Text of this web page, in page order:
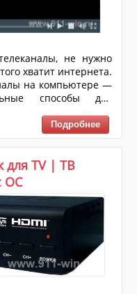
не нужно
хватит интернета.
на компьютере —
способы для
— это
На веб-сайтах
плеер, в котором
в прямом
дополнительный
для TV | ТВ
ОС